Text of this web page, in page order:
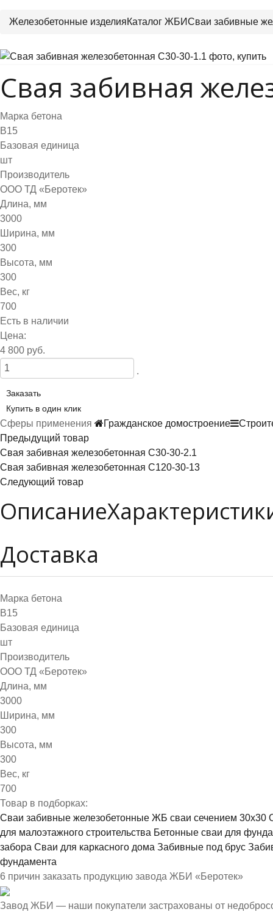
Железобетонные изделияКаталог ЖБИСваи забивные
Свая забивная
Марка бетона
B15
Базовая единица
шт
Производитель
ООО ТД «Беротек»
Длина, мм
3000
Ширина, мм
300
Высота, мм
300
Вес, кг
700
Есть в наличии
Цена:
4 800 руб.
.
Заказать
Купить в один клик
Сферы применения Гражданское домостроение
Предыдущий товар
Свая забивная железобетонная С30-30-2.1
Свая забивная железобетонная С120-30-13
Следующий товар
Описание
Доставка
Марка бетона
B15
Базовая единица
шт
Производитель
ООО ТД «Беротек»
Длина, мм
3000
Ширина, мм
300
Высота, мм
300
Вес, кг
700
Товар в подборках:
Сваи забивные железобетонные ЖБ сваи сечением 30х30
для малоэтажного строительства Бетонные сваи для
забора Сваи для каркасного дома Забивные под брус
фундамента
6 причин заказать продукцию завода ЖБИ «Беротек»
Завод ЖБИ — наши покупатели застрахованы от